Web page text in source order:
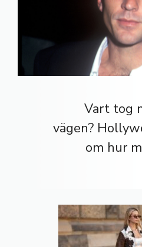
Vart tog
vägen?
om hur